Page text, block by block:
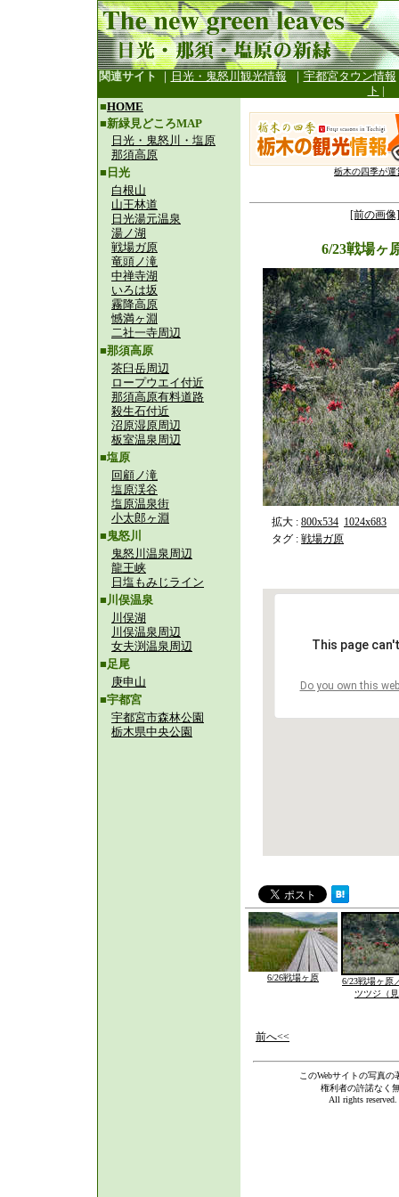
関連サイト ｜ 日光・鬼怒川観光情報 ｜ 宇都宮タウン情報
ト |
■HOME
■新緑見どころMAP
日光・鬼怒川・塩原
那須高原
■日光
白根山
山王林道
日光湯元温泉
湯ノ湖
戦場ガ原
竜頭ノ滝
中禅寺湖
いろは坂
霧降高原
憾満ヶ淵
二社一寺周辺
■那須高原
茶臼岳周辺
ロープウエイ付近
那須高原有料道路
殺生石付近
沼原湿原周辺
板室温泉周辺
■塩原
回顧ノ滝
塩原渓谷
塩原温泉街
小太郎ヶ淵
■鬼怒川
鬼怒川温泉周辺
龍王峡
日塩もみじライン
■川俣温泉
川俣湖
川俣温泉周辺
女夫渕温泉周辺
■足尾
庚申山
■宇都宮
宇都宮市森林公園
栃木県中央公園
栃木の四季が運
[前の画像]
6/23戦場ヶ
拡大 : 800x534 1024x683
タグ : 戦場ガ原
This page
Do you own this
6/26戦場ヶ原
6/23戦場ヶ原
ツツジ（
前へ<<
このWebサイトの写真の
権利者の許諾なく
All rights